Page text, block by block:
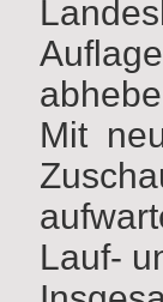
Mit
Lauf-